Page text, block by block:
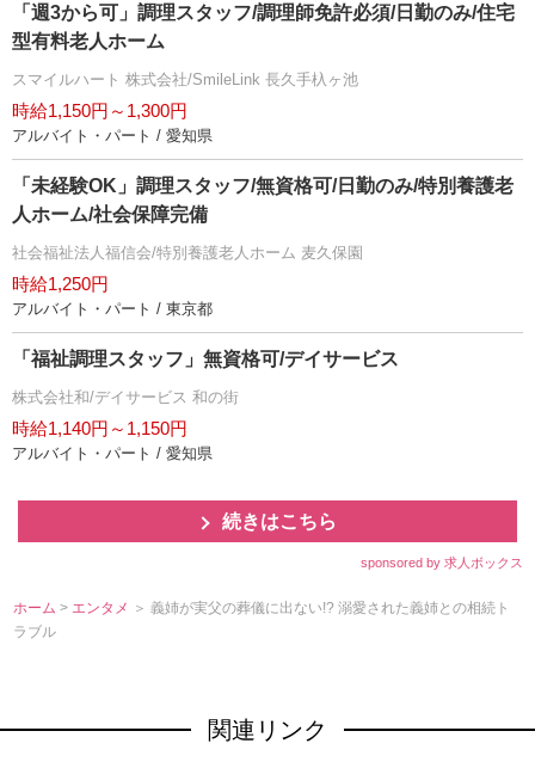
「週3から可」調理スタッフ/調理師免許必須/日勤のみ/住宅
型有料老人ホーム
スマイルハート 株式会社/SmileLink 長久手杁ヶ池
時給1,150円～1,300円
アルバイト・パート / 愛知県
「未経験OK」調理スタッフ/無資格可/日勤のみ/特別養護老
人ホーム/社会保障完備
社会福祉法人福信会/特別養護老人ホーム 麦久保園
時給1,250円
アルバイト・パート / 東京都
「福祉調理スタッフ」無資格可/デイサービス
株式会社和/デイサービス 和の街
時給1,140円～1,150円
アルバイト・パート / 愛知県
続きはこちら
sponsored by 求人ボックス
ホーム > エンタメ ＞ 義姉が実父の葬儀に出ない!? 溺愛された義姉との相続ト
ラブル
関連リンク